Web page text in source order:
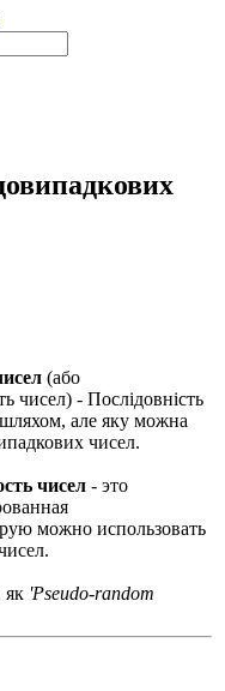
(або
чисел) - Послідовність
але яку можна
чисел.
чисел - это
можно использовать
як 'Pseudo-random